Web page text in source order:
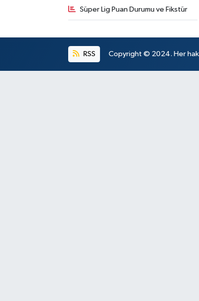
Süper Lig Puan Durumu ve Fikstür
RSS Copyright © 2024. Her